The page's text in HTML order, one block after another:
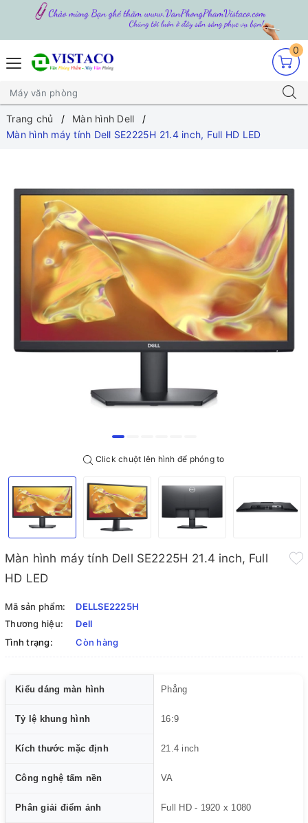
0
Trang chủ
Màn hình Dell
Màn hình máy tính Dell SE2225H 21.4 inch, Full HD LED
Click chuột lên hình để phóng to
Màn hình máy tính Dell SE2225H 21.4 inch, Full
HD LED
Mã sản phẩm:
DELLSE2225H
Thương hiệu:
Dell
Tình trạng:
Còn hàng
Kiểu dáng màn hình Phẳng
Tỷ lệ khung hình 16:9
Kích thước mặc định 21.4 inch
Công nghệ tấm nền VA
Phân giải điểm ảnh Full HD - 1920 x 1080